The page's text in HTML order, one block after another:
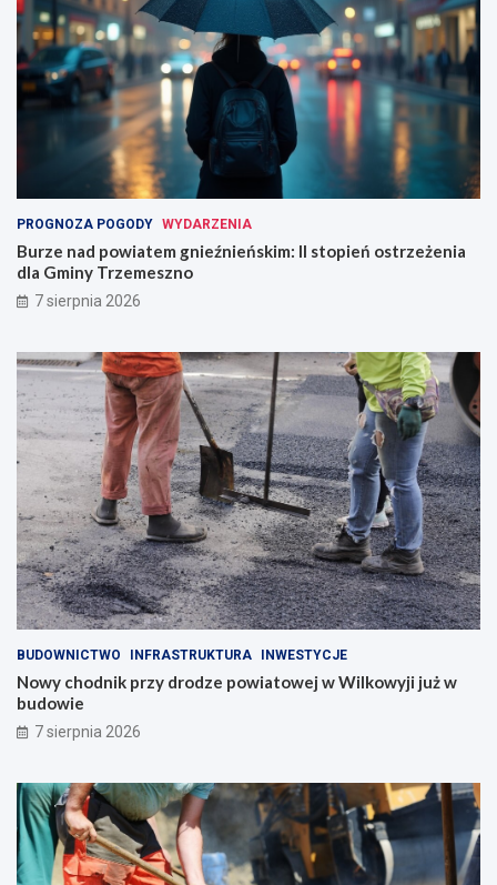
PROGNOZA POGODY WYDARZENIA
Burze nad powiatem gnieźnieńskim: II stopień ostrzeżenia
dla Gminy Trzemeszno
7 sierpnia 2026
BUDOWNICTWO INFRASTRUKTURA INWESTYCJE
Nowy chodnik przy drodze powiatowej w Wilkowyji już w
budowie
7 sierpnia 2026